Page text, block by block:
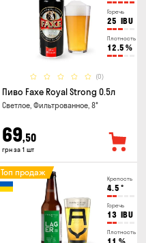
Горечь
25 IBU
Плотность
12.5 %
(0)
Пиво Faxe Royal Strong 0.5л
Светлое, Фильтрованное, 8°
69,50
грн за 1 шт
Крепость
4.5 °
Горечь
13 IBU
Плотность
Топ продаж